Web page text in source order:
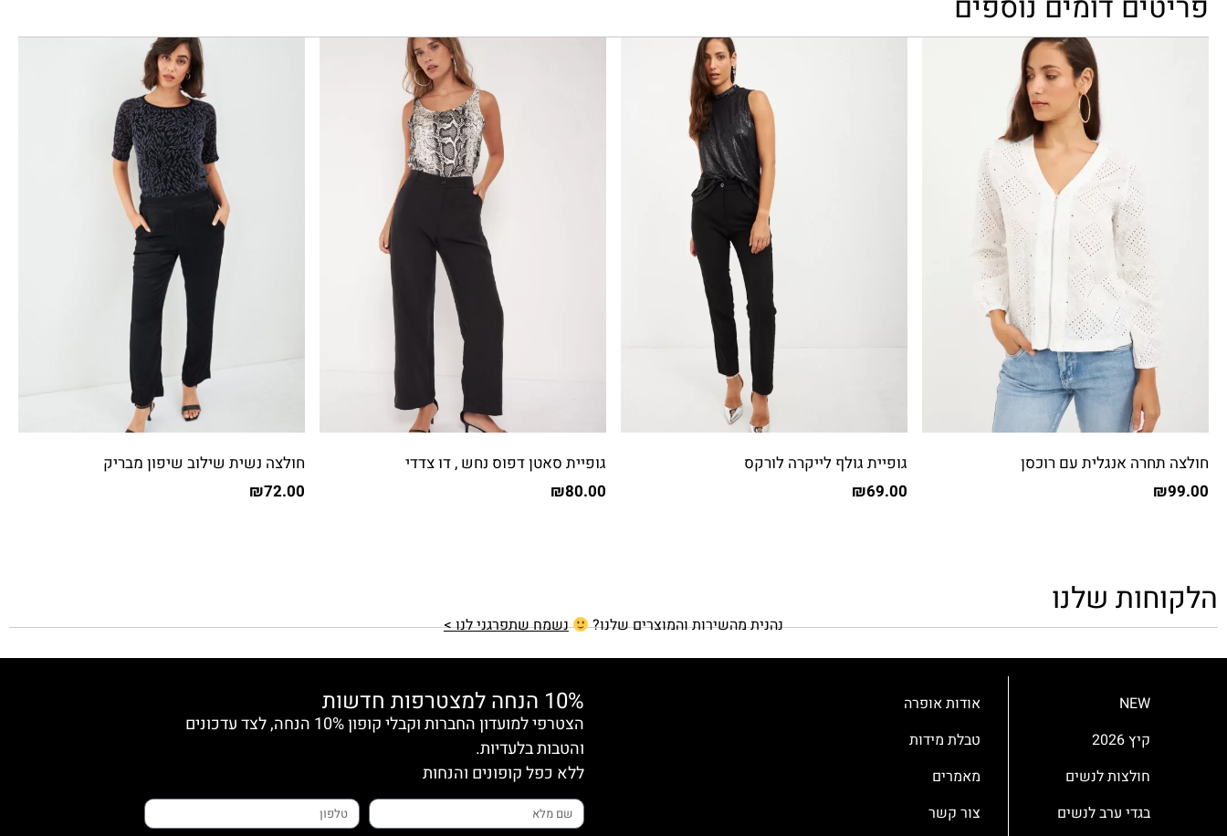
חולצה תחרה אנגלית עם רוכסן
₪99.00
גופיית גולף לייקרה לורקס
₪69.00
גופיית סאטן דפוס נחש , דו צדדי
₪80.00
חולצה נשית שילוב שיפון מבריק
₪72.00
הלקוחות שלנו
נהנית מהשירות והמוצרים שלנו? נשמח שתפרגני לנו >
NEW
קיץ 2026
חולצות לנשים
בגדי ערב לנשים
אודות אופרה
טבלת מידות
מאמרים
צור קשר
10% הנחה למצטרפות חדשות
הצטרפי למועדון החברות וקבלי קופון 10% הנחה, לצד עדכונים
והטבות בלעדיות.
ללא כפל קופונים והנחות